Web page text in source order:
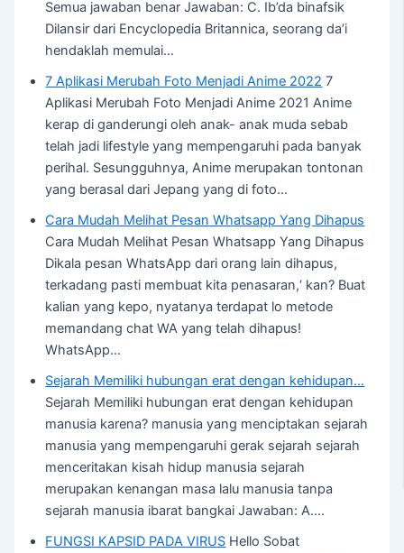
Semua jawaban benar Jawaban: C. Ib’da binafsik
Dilansir dari Encyclopedia Britannica, seorang da’i
hendaklah memulai…
7 Aplikasi Merubah Foto Menjadi Anime 2022 7
Aplikasi Merubah Foto Menjadi Anime 2021 Anime
kerap di ganderungi oleh anak- anak muda sebab
telah jadi lifestyle yang mempengaruhi pada banyak
perihal. Sesungguhnya, Anime merupakan tontonan
yang berasal dari Jepang yang di foto…
Cara Mudah Melihat Pesan Whatsapp Yang Dihapus
Cara Mudah Melihat Pesan Whatsapp Yang Dihapus
Dikala pesan WhatsApp dari orang lain dihapus,
terkadang pasti membuat kita penasaran,‘ kan? Buat
kalian yang kepo, nyatanya terdapat lo metode
memandang chat WA yang telah dihapus!
WhatsApp…
Sejarah Memiliki hubungan erat dengan kehidupan…
Sejarah Memiliki hubungan erat dengan kehidupan
manusia karena? manusia yang menciptakan sejarah
manusia yang mempengaruhi gerak sejarah sejarah
menceritakan kisah hidup manusia sejarah
merupakan kenangan masa lalu manusia tanpa
sejarah manusia ibarat bangkai Jawaban: A.…
FUNGSI KAPSID PADA VIRUS Hello Sobat